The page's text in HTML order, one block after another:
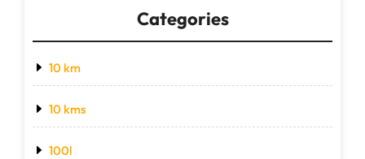
Categories
10 km
10 kms
100l